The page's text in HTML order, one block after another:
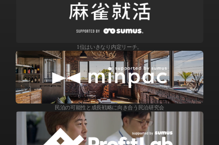
1位はいきなり内定リーチ。
民泊の可能性と成長戦略に向き合う民泊研究会